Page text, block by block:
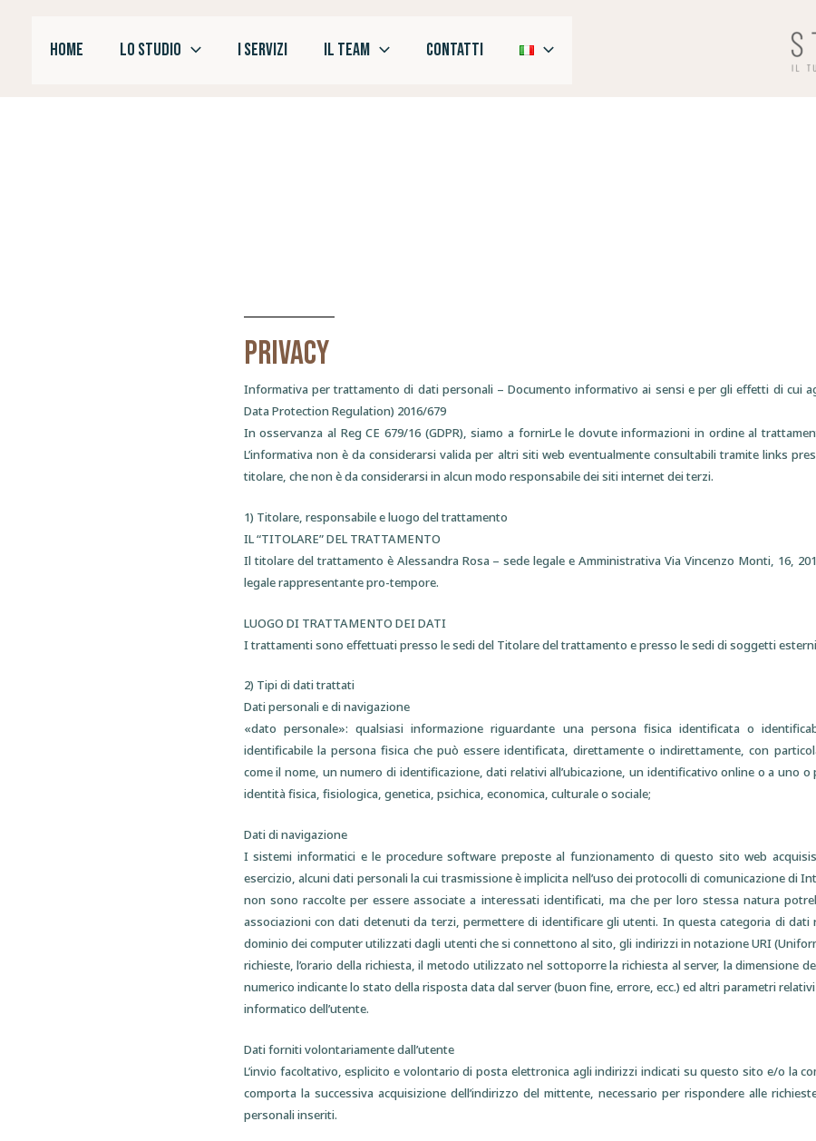
contenutoHOME LO STUDIO I SERVIZI IL TEAM CONTATTI
Privacy
Informativa per trattamento di dati personali – Documento informativo ai sensi e per gli effetti di cui
Data Protection Regulation) 2016/679
In osservanza al Reg CE 679/16 (GDPR), siamo a fornirLe le dovute informazioni in ordine al
L’informativa non è da considerarsi valida per altri siti web eventualmente consultabili tramite links
titolare, che non è da considerarsi in alcun modo responsabile dei siti internet dei terzi.
1) Titolare, responsabile e luogo del trattamento
IL “TITOLARE” DEL TRATTAMENTO
Il titolare del trattamento è Alessandra Rosa – sede legale e Amministrativa Via Vincenzo Monti, 16,
legale rappresentante pro-tempore.
LUOGO DI TRATTAMENTO DEI DATI
I trattamenti sono effettuati presso le sedi del Titolare del trattamento e presso le sedi di soggetti
2) Tipi di dati trattati
Dati personali e di navigazione
«dato personale»: qualsiasi informazione riguardante una persona fisica identificata o
identificabile la persona fisica che può essere identificata, direttamente o indirettamente, con
come il nome, un numero di identificazione, dati relativi all’ubicazione, un identificativo online o a uno
identità fisica, fisiologica, genetica, psichica, economica, culturale o sociale;
Dati di navigazione
I sistemi informatici e le procedure software preposte al funzionamento di questo sito web
esercizio, alcuni dati personali la cui trasmissione è implicita nell’uso dei protocolli di comunicazione di
non sono raccolte per essere associate a interessati identificati, ma che per loro stessa natura
associazioni con dati detenuti da terzi, permettere di identificare gli utenti. In questa categoria di
dominio dei computer utilizzati dagli utenti che si connettono al sito, gli indirizzi in notazione URI
richieste, l’orario della richiesta, il metodo utilizzato nel sottoporre la richiesta al server, la dimensione
numerico indicante lo stato della risposta data dal server (buon fine, errore, ecc.) ed altri parametri
informatico dell’utente.
Dati forniti volontariamente dall’utente
L’invio facoltativo, esplicito e volontario di posta elettronica agli indirizzi indicati su questo sito e/o la
comporta la successiva acquisizione dell’indirizzo del mittente, necessario per rispondere alle
personali inseriti.